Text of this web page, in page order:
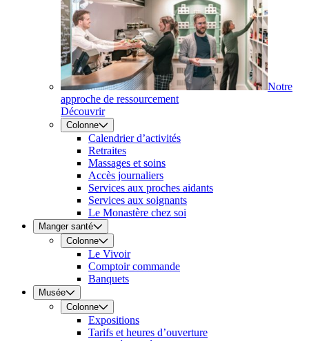
Notre
approche de ressourcement
Découvrir
Colonne
Calendrier d’activités
Retraites
Massages et soins
Accès journaliers
Services aux proches aidants
Services aux soignants
Le Monastère chez soi
Manger santé
Colonne
Le Vivoir
Comptoir commande
Banquets
Musée
Colonne
Expositions
Tarifs et heures d’ouverture